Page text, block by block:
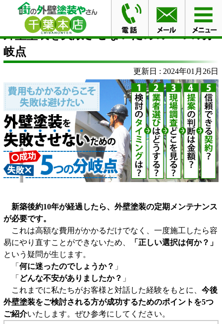
HOME 外壁塗装を失敗させないための５つの分岐点
外壁塗装を失敗させないための５つの分
岐点
更新日 : 2024年01月26日
新築後約10年が経過したら、外壁塗装の定期メンテナンス
が必要です。
これは高額な費用がかかるだけでなく、一度施工したら容
易にやり直すことができないため、
「正しい選択は何か？」
という疑問が生じます。
「 何に迷ったのでしょうか？ 」
「 どんな不安がありましたか？ 」
これまでに私たちがお客様と対話した経験をもとに、 今後
外壁塗装をご検討される方が成功するためのポイントを5つ
ご紹介いたします。ぜひ参考にしてください。